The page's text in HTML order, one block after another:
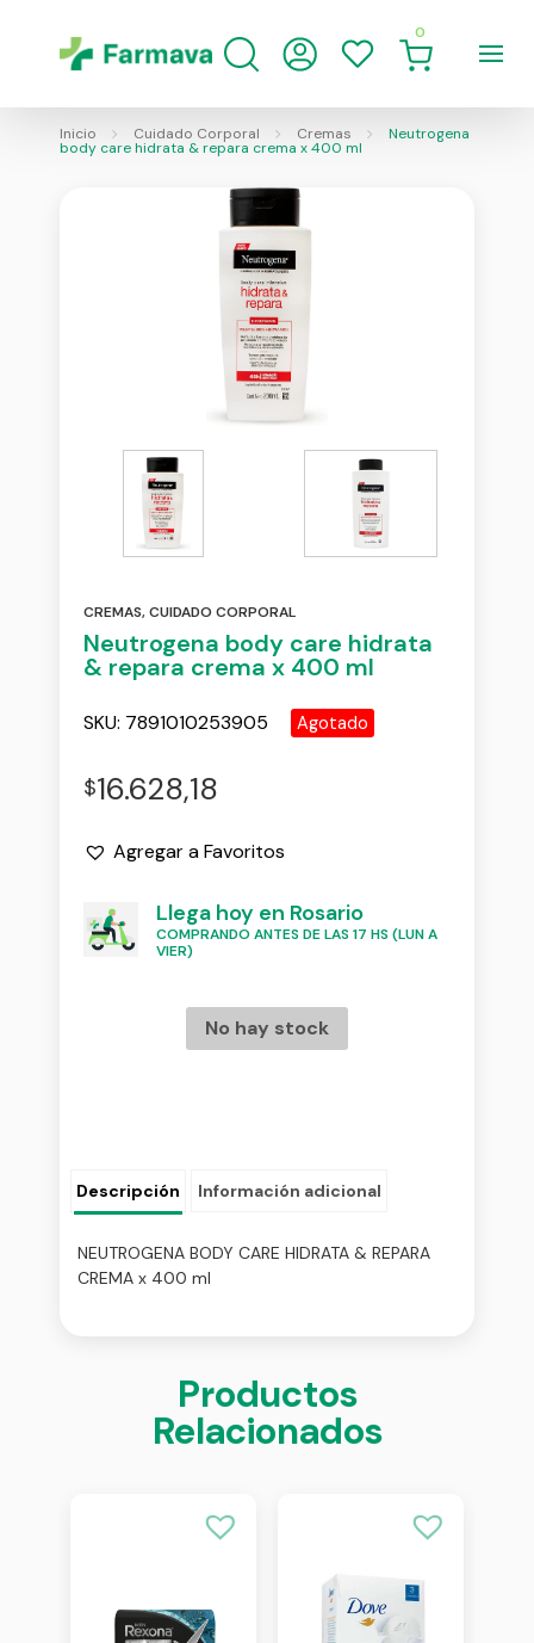
0
Inicio Cuidado Corporal Cremas Neutrogena
body care hidrata & repara crema x 400 ml
CREMAS,CUIDADO CORPORAL
Neutrogena body care hidrata
& repara crema x 400 ml
SKU: 7891010253905 Agotado
$16.628,18
Agregar a Favoritos
Llega hoy en Rosario
COMPRANDO ANTES DE LAS 17 HS (LUN A
VIER)
No hay stock
Descripción Información adicional
NEUTROGENA BODY CARE HIDRATA & REPARA
CREMA x 400 ml
Productos
Relacionados